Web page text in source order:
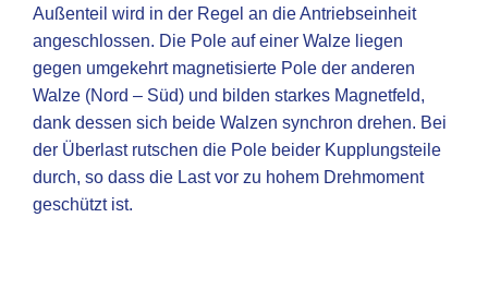
Außenteil wird in der Regel an die Antriebseinheit
angeschlossen. Die Pole auf einer Walze liegen
gegen umgekehrt magnetisierte Pole der anderen
Walze (Nord – Süd) und bilden starkes Magnetfeld,
dank dessen sich beide Walzen synchron drehen. Bei
der Überlast rutschen die Pole beider Kupplungsteile
durch, so dass die Last vor zu hohem Drehmoment
geschützt ist.